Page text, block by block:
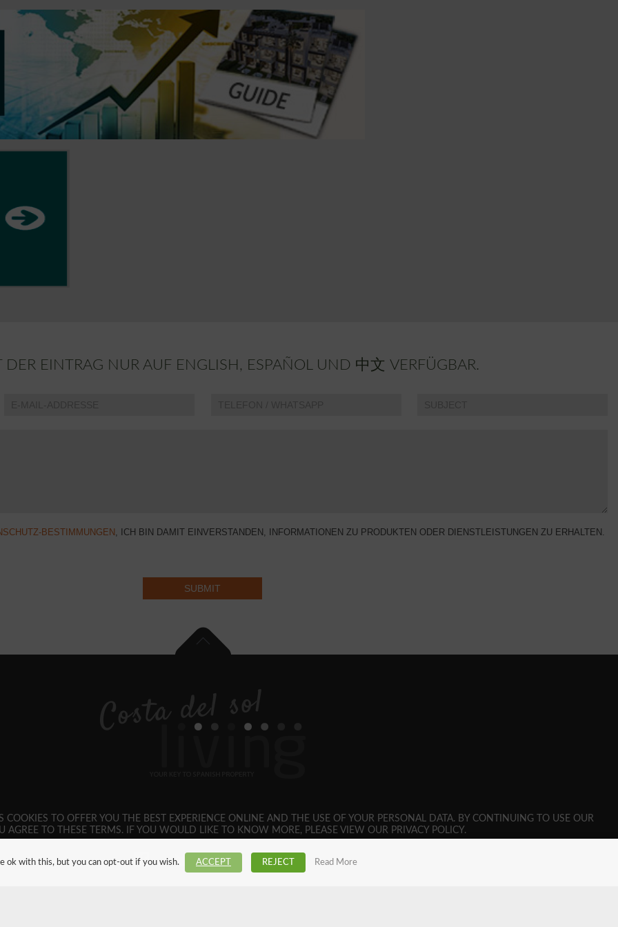
DER EINTRAG NUR AUF ENGLISH, ESPAÑOL UND 中文 VERFÜGBAR.
BESTIMMUNGEN , ICH BIN DAMIT EINVERSTANDEN, INFORMATIONEN ZU PRODUKTEN ODER DIENSTLEISTUNGEN ZU ERHALTEN.
SUBMIT
COOKIES TO OFFER YOU THE BEST EXPERIENCE ONLINE AND THE USE OF YOUR PERSONAL DATA. BY CONTINUING TO USE OUR
AGREE TO THESE TERMS. IF YOU WOULD LIKE TO KNOW MORE, PLEASE VIEW OUR PRIVACY POLICY.
ok with this, but you can opt-out if you wish. ACCEPT REJECT Read More